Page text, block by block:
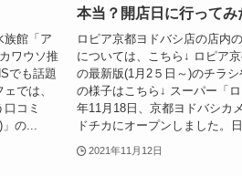
族館「ア
ワウソ推
でも話題
では、
コミ
の...
本当？開店日に行ってみ
ロピア京都ヨドバシ店の店内
については、こちら↓ ロピア
の最新版(1月2５日～)のチラシ
の様子はこちら↓ スーパー「
年11月18日、京都ヨドバシカ
ドチカにオープンしました。
2021年11月12日